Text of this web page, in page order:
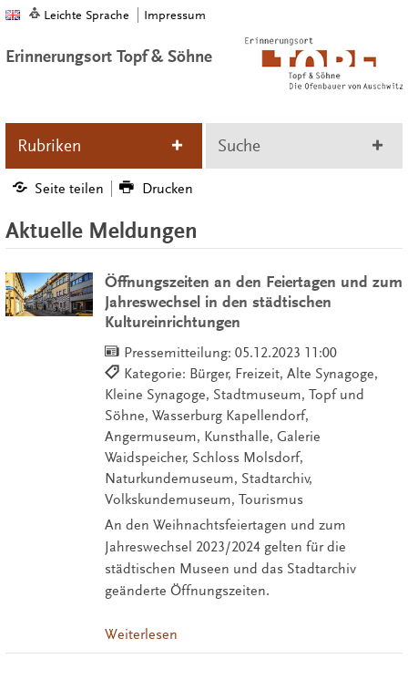
Leichte Sprache Impressum
Erinnerungsort Topf & Söhne
Rubriken Suche
Seite teilen Drucken
Aktuelle Meldungen
Öffnungszeiten an den Feiertagen und zum
Jahreswechsel in den städtischen
Kultureinrichtungen
Pressemitteilung: 05.12.2023 11:00
Kategorie: Bürger, Freizeit, Alte Synagoge,
Kleine Synagoge, Stadtmuseum, Topf und
Söhne, Wasserburg Kapellendorf,
Angermuseum, Kunsthalle, Galerie
Waidspeicher, Schloss Molsdorf,
Naturkundemuseum, Stadtarchiv,
Volkskundemuseum, Tourismus
An den Weihnachtsfeiertagen und zum
Jahreswechsel 2023/2024 gelten für die
städtischen Museen und das Stadtarchiv
geänderte Öffnungszeiten.
Weiterlesen